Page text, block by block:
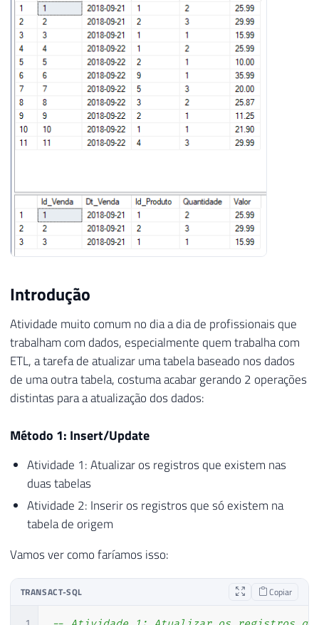
26
27
28
29
30
31
32
33
34
37
38
39
40
43
44
46
47
48
    Id_Produto
NOT
    Quantidade
NOT
    Valor
NUMERIC 2
NULL
INSERT INTO dbo
    Id_Venda
    Dt_Venda
    Valor
SELECT
    Id_Venda
    Quantidade
    dbo
.
Venda
WHERE
    Dt_Venda
= '2018-09-21'
Introdução
Atividade muito comum no dia a dia de profissionais que
trabalham com dados, especialmente quem trabalha com
ETL, a tarefa de atualizar uma tabela baseado nos dados
de uma outra tabela, costuma acabar gerando 2 operações
distintas para a atualização dos dados:
Método 1: Insert/Update
Atividade 1: Atualizar os registros que existem nas
duas tabelas
Atividade 2: Inserir os registros que só existem na
tabela de origem
Vamos ver como faríamos isso:
TRANSACT-SQL Copiar